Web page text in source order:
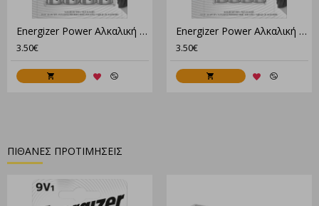
Energizer Power Αλκαλική AA (4τμχ)
3.50€
Energizer Power Αλκαλική AAA (4τμχ)
3.50€
ΠΙΘΑΝΕΣ ΠΡΟΤΙΜΗΣΕΙΣ